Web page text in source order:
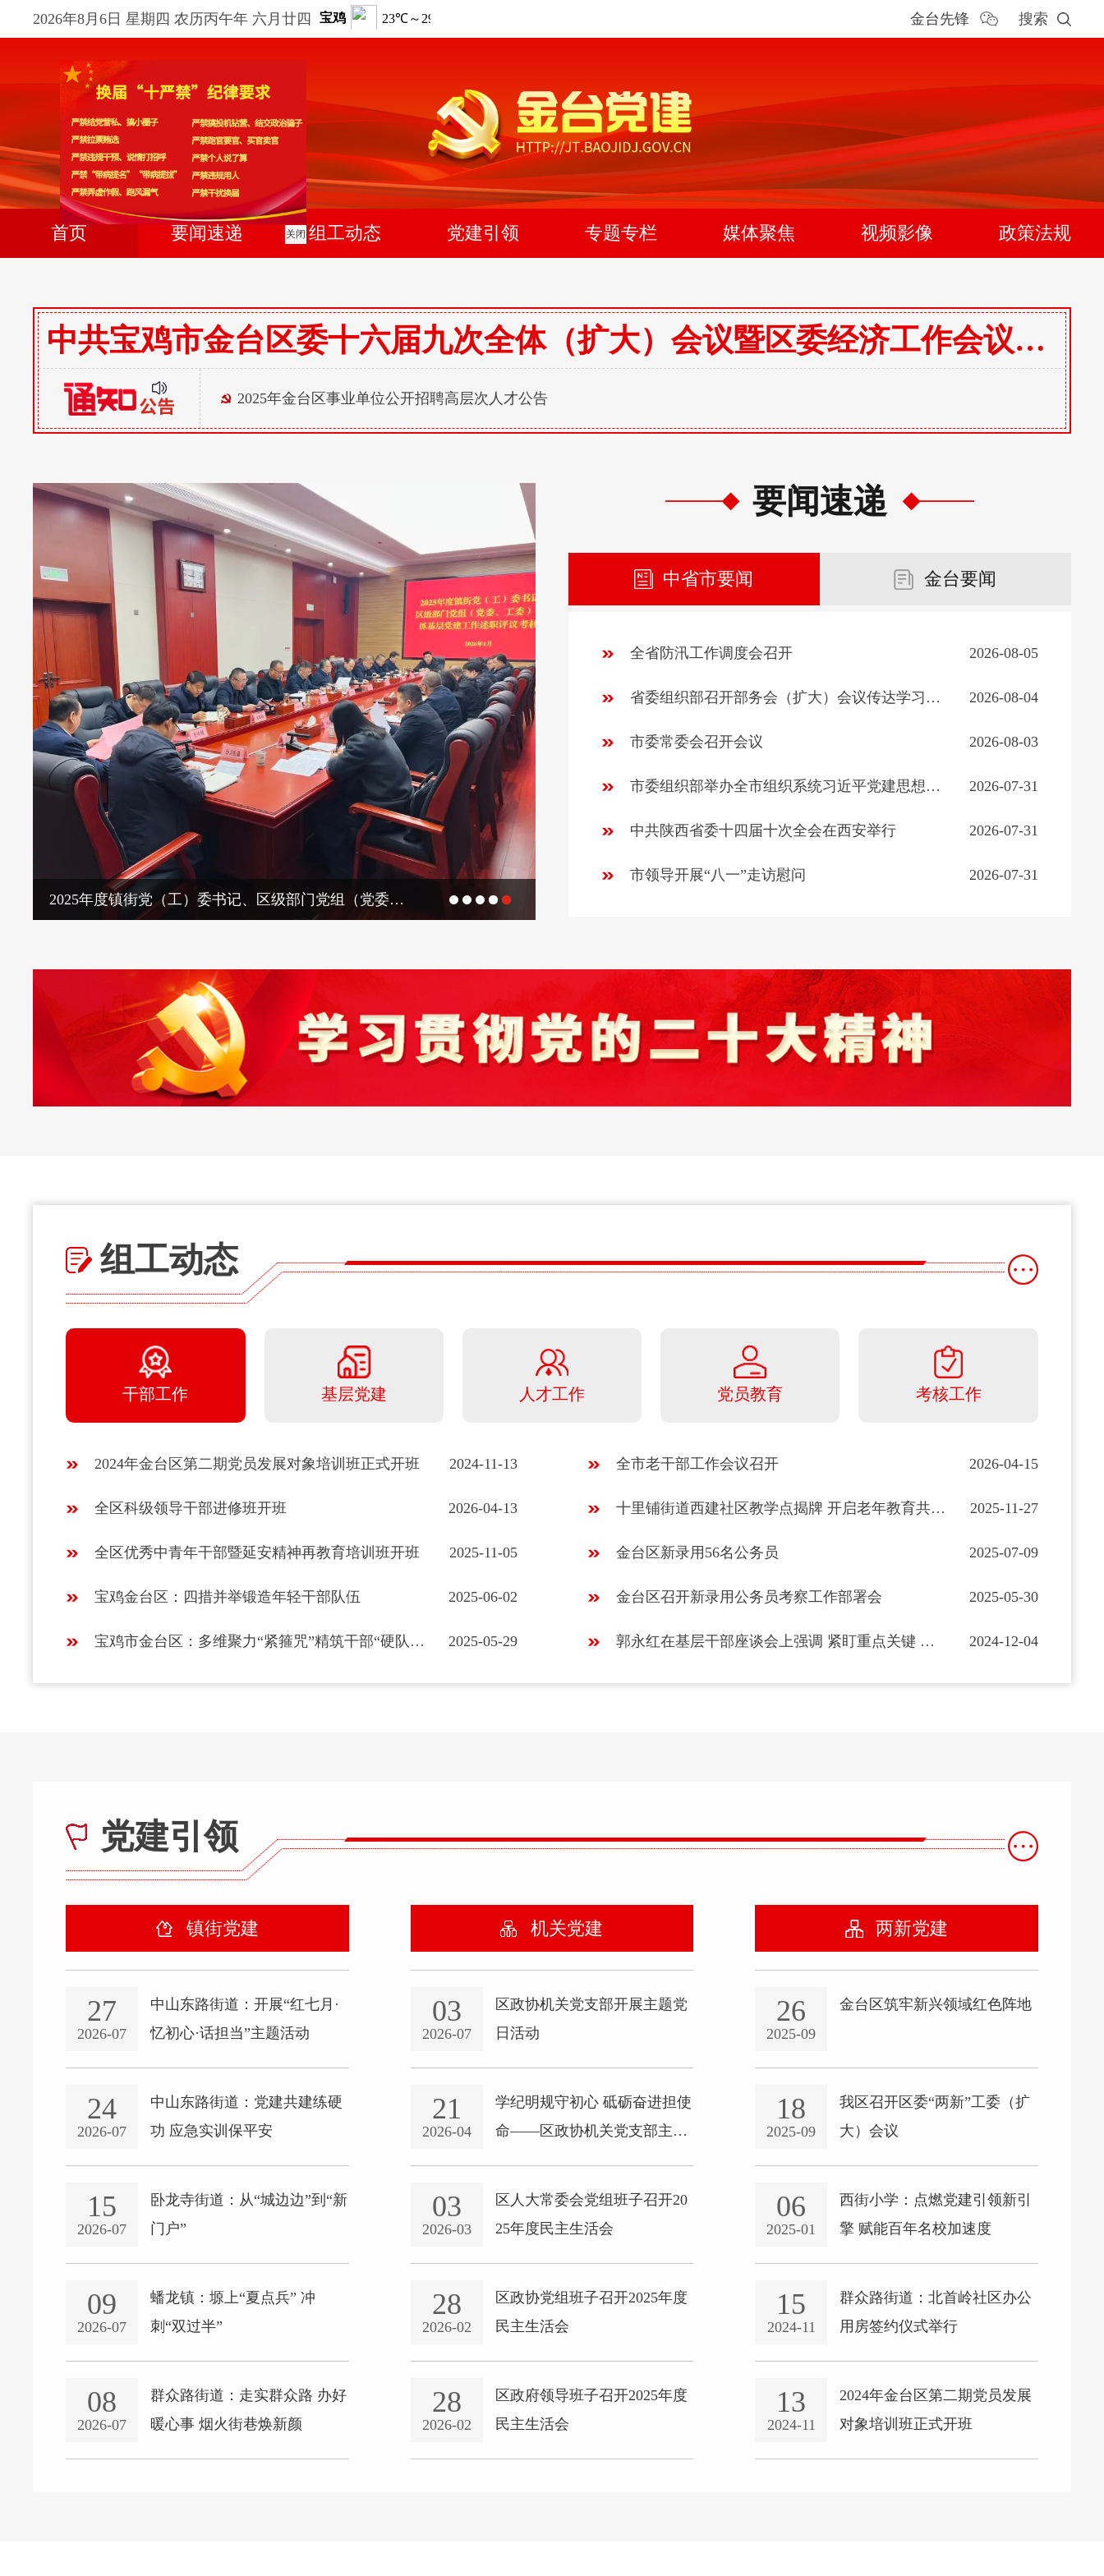
2026年8月6日 星期四农历丙午年 六月廿四 金台先锋 搜索
首页 要闻速递 组工动态 党建引领 专题专栏 媒体聚焦 视频影像 政策法规
中共宝鸡市金台区委十六届九次全体（扩大）会议暨区委经济工作会议召开 王宏强讲话 王润军安排经济工作
2025年金台区事业单位公开招聘高层次人才公告
姚亮强调研民政和残联工作
全区防汛抗旱工作会议召开
区委常委会召开扩大会议
王宏强调研检查安全生产和市场保供工作 2025年度镇街党（工）委书记、区级部门党组（党委、工委）书记抓基层党建工作述职评议考核会议召开
要闻速递
中省市要闻 金台要闻
全省防汛工作调度会召开 2026-08-05
省委组织部召开部务会（扩大）会议传达学习省委十四届十次全会精神 2026-08-04
市委常委会召开会议 2026-08-03
市委组织部举办全市组织系统习近平党建思想专题讲座 2026-07-31
中共陕西省委十四届十次全会在西安举行 2026-07-31
市领导开展“八一”走访慰问 2026-07-31
组工动态
干部工作 基层党建 人才工作 党员教育 考核工作
2024年金台区第二期党员发展对象培训班正式开班 2024-11-13 全市老干部工作会议召开 2026-04-15
全区科级领导干部进修班开班 2026-04-13 十里铺街道西建社区教学点揭牌 开启老年教育共驻共建新篇章 2025-11-27
全区优秀中青年干部暨延安精神再教育培训班开班 2025-11-05 金台区新录用56名公务员 2025-07-09
宝鸡金台区：四措并举锻造年轻干部队伍 2025-06-02 金台区召开新录用公务员考察工作部署会 2025-05-30
宝鸡市金台区：多维聚力“紧箍咒”精筑干部“硬队伍” 2025-05-29 郭永红在基层干部座谈会上强调 紧盯重点关键 集中力量攻坚为实现全年目标提供坚强组织保障 2024-12-04
党建引领
镇街党建
27
2026-07
中山东路街道：开展“红七月·
忆初心·话担当”主题活动
24
2026-07
中山东路街道：党建共建练硬
功 应急实训保平安
15
2026-07
卧龙寺街道：从“城边边”到“新
门户”
09
2026-07
蟠龙镇：塬上“夏点兵” 冲
刺“双过半”
08
2026-07
群众路街道：走实群众路 办好
暖心事 烟火街巷焕新颜
机关党建
03
2026-07
区政协机关党支部开展主题党
日活动
21
2026-04
学纪明规守初心 砥砺奋进担使
命——区政协机关党支部主题
03
2026-03
区人大常委会党组班子召开20
25年度民主生活会
28
2026-02
区政协党组班子召开2025年度
民主生活会
28
2026-02
区政府领导班子召开2025年度
民主生活会
两新党建
26
2025-09
金台区筑牢新兴领域红色阵地
18
2025-09
我区召开区委“两新”工委（扩
大）会议
06
2025-01
西街小学：点燃党建引领新引
擎 赋能百年名校加速度
15
2024-11
群众路街道：北首岭社区办公
用房签约仪式举行
13
2024-11
2024年金台区第二期党员发展
对象培训班正式开班